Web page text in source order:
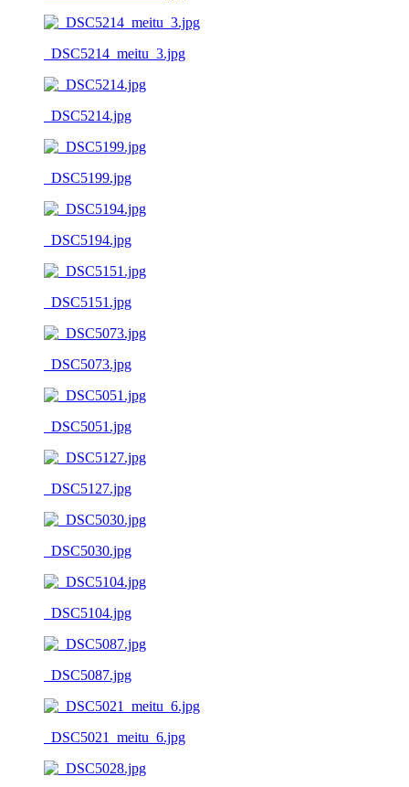
_DSC5214_meitu_3.jpg
_DSC5214.jpg
_DSC5199.jpg
_DSC5194.jpg
_DSC5151.jpg
_DSC5073.jpg
_DSC5051.jpg
_DSC5127.jpg
_DSC5030.jpg
_DSC5104.jpg
_DSC5087.jpg
_DSC5021_meitu_6.jpg